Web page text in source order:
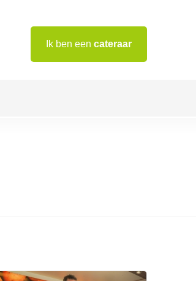
Ik ben een cateraar